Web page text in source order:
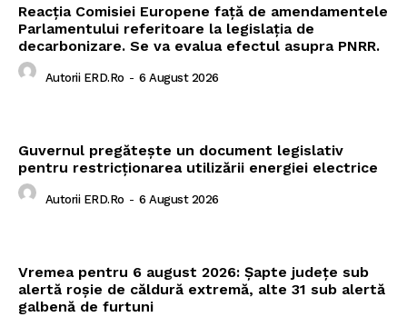
Reacția Comisiei Europene față de amendamentele
Parlamentului referitoare la legislația de
decarbonizare. Se va evalua efectul asupra PNRR.
Autorii ERD.ro - 6 August 2026
Guvernul pregătește un document legislativ
pentru restricționarea utilizării energiei electrice
Autorii ERD.ro - 6 August 2026
Vremea pentru 6 august 2026: Șapte județe sub
alertă roșie de căldură extremă, alte 31 sub alertă
galbenă de furtuni